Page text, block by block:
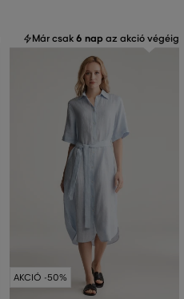
Már csak6 nap az akció végéig
AKCIÓ -50%